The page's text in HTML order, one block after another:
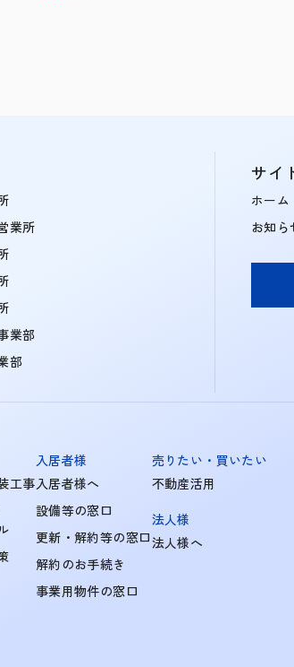
業所
業部
部
サイ
ホーム
お知ら
工事
入居者様
入居者様へ
設備等の窓口
更新・解約等の窓口
解約のお手続き
事業用物件の窓口
売りたい・買いたい
不動産活用
法人様
法人様へ